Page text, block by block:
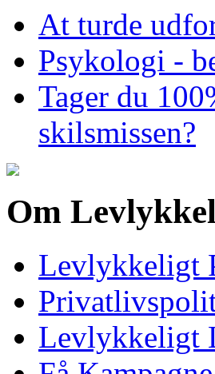
At turde
Psykologi -
Tager du
skilsmissen?
Om
Levlykkeligt
Levlykkeligt